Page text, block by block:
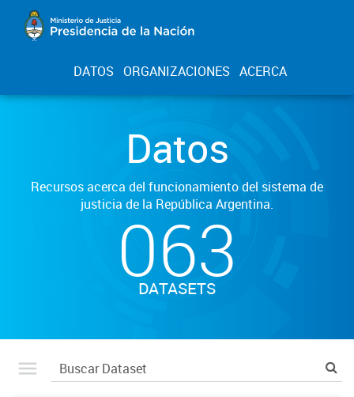
DATOS ORGANIZACIONES ACERCA
Datos
Recursos acerca del funcionamiento del sistema de
justicia de la República Argentina.
063
DATASETS